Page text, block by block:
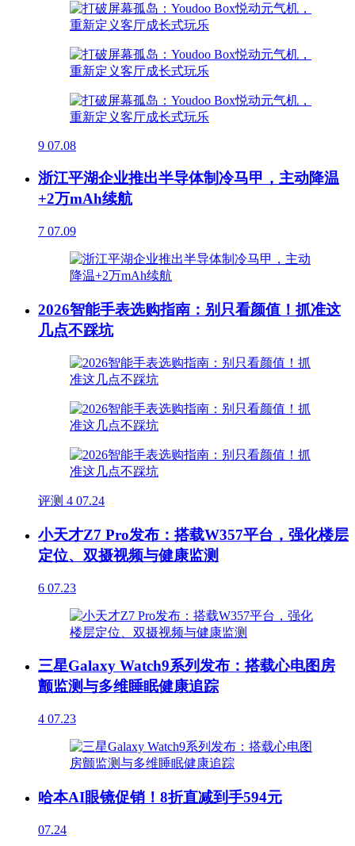
9 07.08
浙江平湖企业推出半导体制冷马甲，主动降温
+2万mAh续航
7 07.09
2026智能手表选购指南：别只看颜值！抓准这
几点不踩坑
评测 4 07.24
小天才Z7 Pro发布：搭载W357平台，强化楼层
定位、双摄视频与健康监测
6 07.23
三星Galaxy Watch9系列发布：搭载心电图房
颤监测与多维睡眠健康追踪
4 07.23
哈本AI眼镜促销！8折直减到手594元
07.24